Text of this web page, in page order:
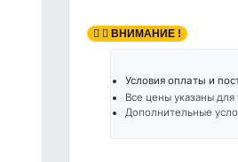
ВНИМАНИЕ !
Условия оплаты и
Все цены указаны для
Дополнительные